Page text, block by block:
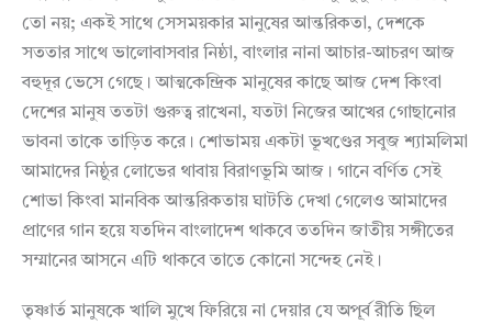
তো নয়; একই সাথে সেসময়কার মানুষের আন্তরিকতা, দেশকে
সততার সাথে ভালোবাসবার নিষ্ঠা, বাংলার নানা আচার-আচরণ আজ
বহুদূর ভেসে গেছে। আত্মকেন্দ্রিক মানুষের কাছে আজ দেশ কিংবা
দেশের মানুষ ততটা গুরুত্ব রাখেনা, যতটা নিজের আখের গোছানোর
ভাবনা তাকে তাড়িত করে। শোভাময় একটা ভূখণ্ডের সবুজ শ্যামলিমা
আমাদের নিষ্ঠুর লোভের থাবায় বিরাণভূমি আজ। গানে বর্ণিত সেই
শোভা কিংবা মানবিক আন্তরিকতায় ঘাটতি দেখা গেলেও আমাদের
প্রাণের গান হয়ে যতদিন বাংলাদেশ থাকবে ততদিন জাতীয় সঙ্গীতের
সম্মানের আসনে এটি থাকবে তাতে কোনো সন্দেহ নেই।
তৃষ্ণার্ত মানুষকে খালি মুখে ফিরিয়ে না দেয়ার যে অপূর্ব রীতি ছিল